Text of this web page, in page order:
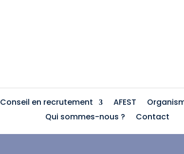
Conseil en recrutement AFEST
Qui sommes-nous ?
Contact